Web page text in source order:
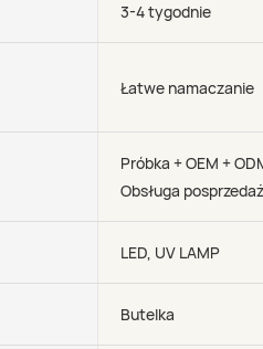
3-4 tygodnie
Łatwe namaczanie
Próbka + OEM +
Obsługa
LED, UV LAMP
Butelka